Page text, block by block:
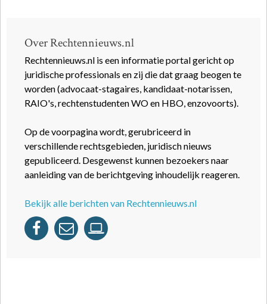
Over Rechtennieuws.nl
Rechtennieuws.nl is een informatie portal gericht op
juridische professionals en zij die dat graag beogen te
worden (advocaat-stagaires, kandidaat-notarissen,
RAIO's, rechtenstudenten WO en HBO, enzovoorts).
Op de voorpagina wordt, gerubriceerd in
verschillende rechtsgebieden, juridisch nieuws
gepubliceerd. Desgewenst kunnen bezoekers naar
aanleiding van de berichtgeving inhoudelijk reageren.
Bekijk alle berichten van Rechtennieuws.nl